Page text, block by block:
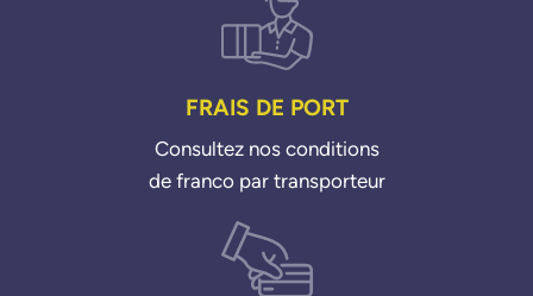
FRAIS DE PORT
Consultez nos conditions
de franco par transporteur